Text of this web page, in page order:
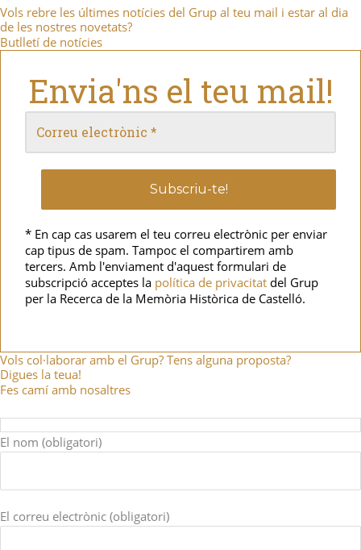
Vols rebre les últimes notícies del Grup al teu mail i estar al dia
de les nostres novetats?
Butlletí de notícies
Envia'ns el teu mail!
* En cap cas usarem el teu correu electrònic per enviar
cap tipus de spam. Tampoc el compartirem amb
tercers. Amb l'enviament d'aquest formulari de
subscripció acceptes la política de privacitat del Grup
per la Recerca de la Memòria Històrica de Castelló.
Vols col·laborar amb el Grup? Tens alguna proposta?
Digues la teua!
Fes camí amb nosaltres
El nom (obligatori)
El correu electrònic (obligatori)